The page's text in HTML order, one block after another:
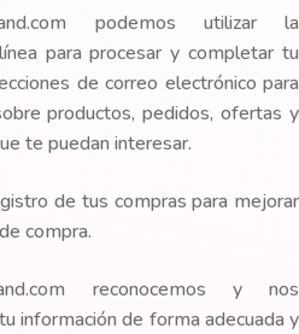
podemos utilizar la
para procesar y completar tu
de correo electrónico para
productos, pedidos, ofertas y
te puedan interesar.
de tus compras para mejorar
compra.
reconocemos y nos
información de forma adecuada y